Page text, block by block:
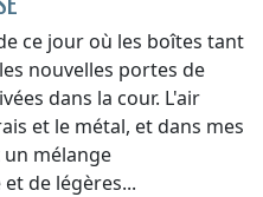
ce jour où les boîtes tant
nouvelles portes de
dans la cour. L'air
et le métal, et dans mes
mélange
de légères...